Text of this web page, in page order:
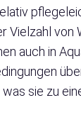
Vielzahl von
auch in
sie zu